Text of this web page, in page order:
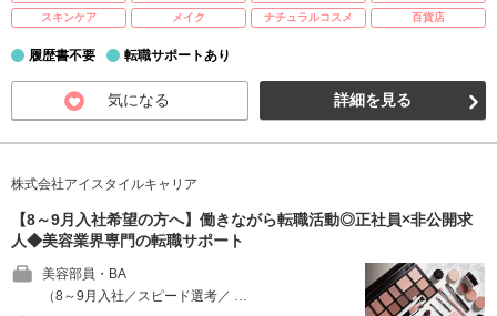
スキンケア
メイク ナチュラルコスメ 百貨店
履歴書不要 転職サポートあり
気になる 詳細を見る
株式会社アイスタイルキャリア
【8～9月入社希望の方へ】働きながら転職活動◎正社員×非公開求
人◆美容業界専門の転職サポート
美容部員・BA
（8～9月入社／スピード選考／ …